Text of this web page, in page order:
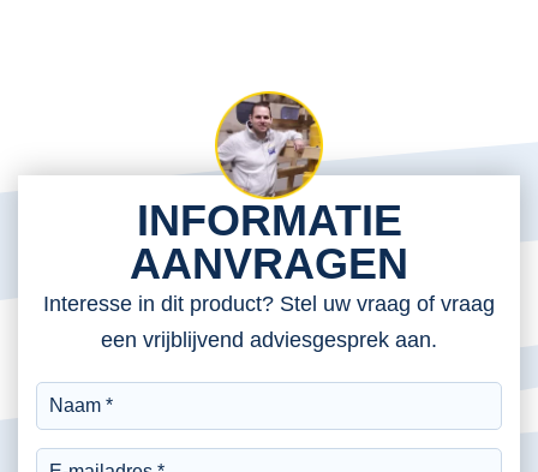
INFORMATIE
AANVRAGEN
Interesse in dit product? Stel uw vraag of vraag
een vrijblijvend adviesgesprek aan.